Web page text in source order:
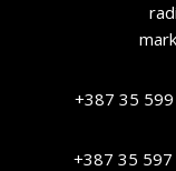
+387 35
+387 35